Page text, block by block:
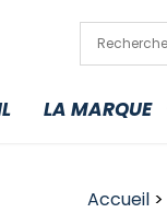
LA MARQUE
Accueil>